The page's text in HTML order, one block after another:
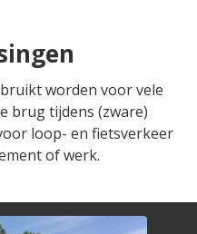
worden voor vele
brug tijdens (zware)
loop- en fietsverkeer
of werk.